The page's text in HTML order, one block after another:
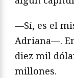
—Sí, es el
Adriana—.
diez mil
millones.